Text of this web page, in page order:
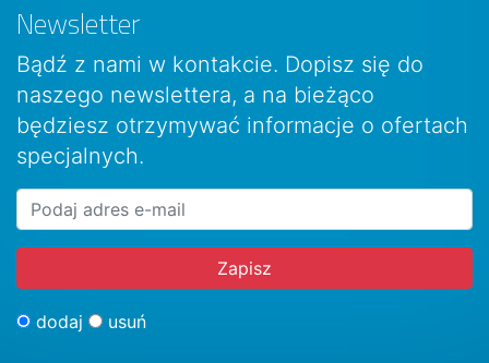
Newsletter
Bądź z nami w kontakcie. Dopisz się do
naszego newslettera, a na bieżąco
będziesz otrzymywać informacje o ofertach
specjalnych.
dodaj usuń